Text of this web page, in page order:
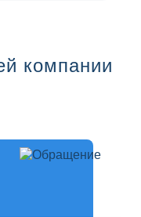
компании